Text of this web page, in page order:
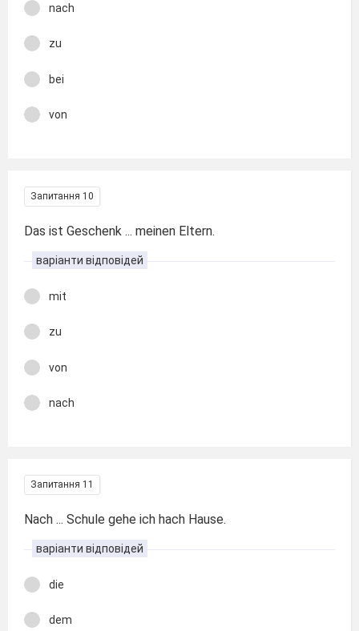
nach
zu
bei
von
Запитання 10
Das ist Geschenk ... meinen Eltern.
варіанти відповідей
mit
zu
von
nach
Запитання 11
Nach ... Schule gehe ich hach Hause.
варіанти відповідей
die
dem